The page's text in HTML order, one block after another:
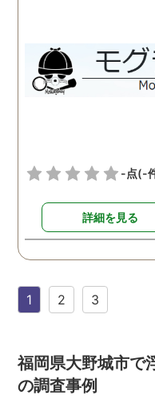
-点(-
詳細を見る
1 2 3
福岡県大野城市で
の調査事例